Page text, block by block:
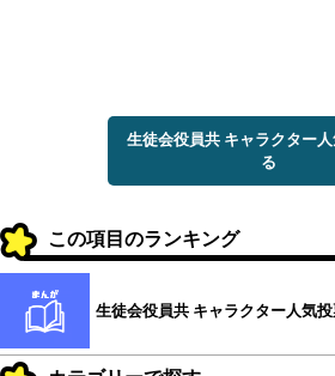
生徒会役員共 キャラクター
る
この項目のランキング
生徒会役員共 キャラクター人気